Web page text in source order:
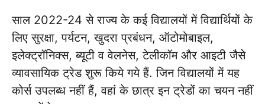
साल 2022-24 से राज्य के कई विद्यालयों में विद्यार्थियों के
लिए सुरक्षा, पर्यटन, खुदरा प्रबंधन, ऑटोमोबाइल,
इलेक्ट्रॉनिक्स, ब्यूटी व वेलनेस, टेलीकॉम और आइटी जैसे
व्यावसायिक ट्रेड शुरू किये गये हैं. जिन विद्यालयों में यह
कोर्स उपलब्ध नहीं हैं, वहां के छात्र इन ट्रेडों का चयन नहीं